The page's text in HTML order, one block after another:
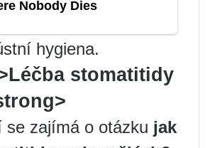
hygiena.
stomatitidy
se zajímá o otázku jak